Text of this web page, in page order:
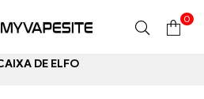
0
DE ELFO